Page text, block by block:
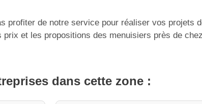
profiter de notre service pour réaliser vos projets
prix et les propositions des menuisiers près de
dans cette zone :